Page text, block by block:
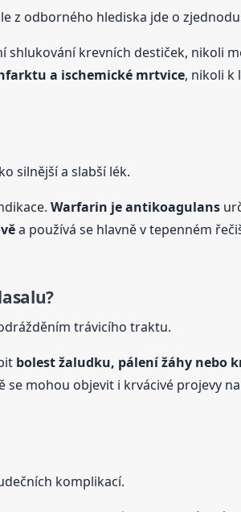
z odborného hlediska jde o
shlukování krevních destiček, nikoli
a ischemické mrtvice, nikoli k
silnější a slabší lék.
Warfarin je antikoagulans
a používá se hlavně v tepenném
u?
trávicího traktu.
bolest žaludku, pálení žáhy nebo
se mohou objevit i krvácivé projevy
komplikací.